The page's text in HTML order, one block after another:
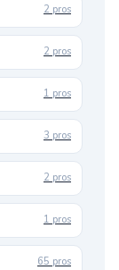
2 pros
2 pros
1 pros
3 pros
2 pros
1 pros
65 pros